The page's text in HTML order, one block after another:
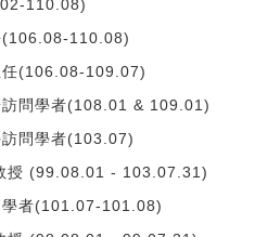
110.08)
(106.08-110.08)
任(106.08-109.07)
訪問學者(108.01 & 109.01)
問學者(103.07)
授 (99.08.01 - 103.07.31)
學者(101.07-101.08)